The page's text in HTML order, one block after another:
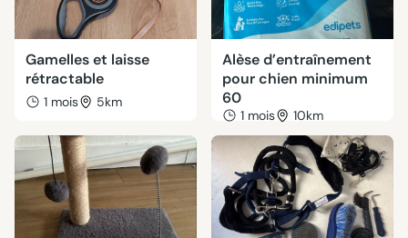
Gamelles et laisse
rétractable
1 mois 5km
Alèse d’entraînement
pour chien minimum
60
1 mois 10km